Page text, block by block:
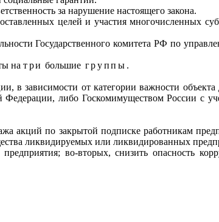
за нарушение настоящего закона.
целей и участия многочисленных
Государственного комитета РФ по
натри большие группы .
зависимости от категории важности объекта
либо Госкомимуществом России с
акций по закрытой подписке работникам
ликвидируемых или ликвидированных
во-вторых, снизить опасность